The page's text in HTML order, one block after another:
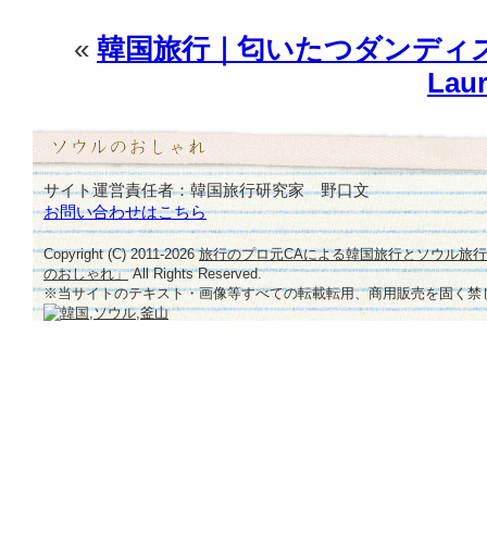
« 韓国旅行｜匂いたつダンディ
サイト運営責任者：韓国旅行研究家 野口文
お問い合わせはこちら
Copyright (C) 2011-2026旅行のプロ元CAによる韓国旅行とソウル旅
のおしゃれ」All Rights Reserved.
※当サイトのテキスト・画像等すべての転載転用、商用販売を固く禁